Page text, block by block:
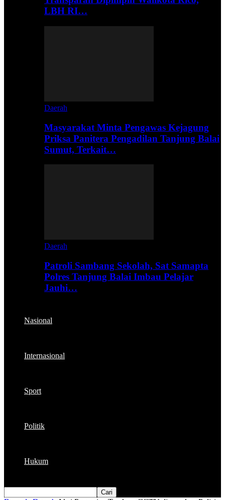
LBH RI…
Daerah
Masyarakat Minta Pengawas Kejagung
Priksa Panitera Pengadilan Tanjung Balai
Sumut, Terkait…
Daerah
Patroli Sambang Sekolah, Sat Samapta
Polres Tanjung Balai Imbau Pelajar
Jauhi…
Nasional
Internasional
Sport
Politik
Hukum